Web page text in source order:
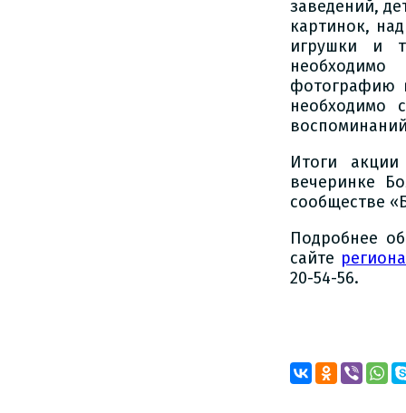
заведений,
картинок,
игрушки и
фотографию
необходимо
Итоги
вечеринке
сообществе
Подробнее
сайте
20-54-56.